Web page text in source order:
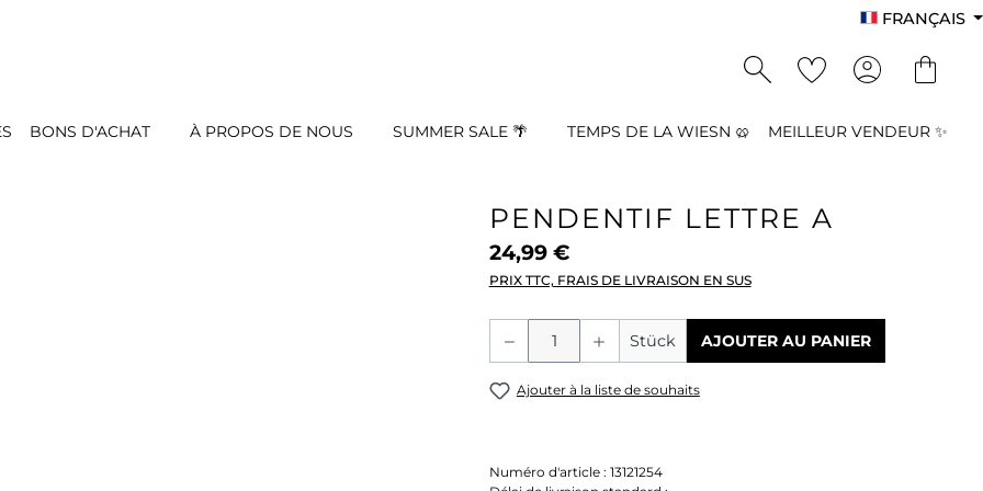
FRANÇAIS
BONS D'ACHAT À PROPOS DE NOUS SUMMER SALE 🌴 TEMPS DE LA WIESN 🥨 MEILLEUR VENDEUR ✨
PENDENTIF LETTRE A
24,99 €
PRIX TTC, FRAIS DE LIVRAISON EN SUS
Quantité de produit : Entrez la
Stück AJOUTER AU PANIER
Ajouter à la liste de souhaits
Numéro d'article : 13121254